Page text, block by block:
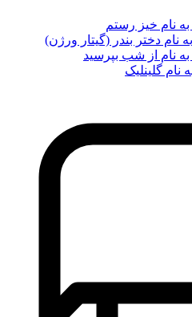
خیز رستم
بندر (گیتار ورژن)
از شب بپرسید